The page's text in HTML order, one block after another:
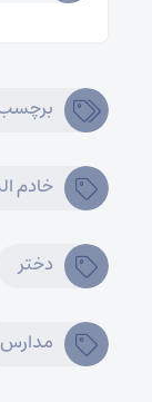
خادم
دختر
مدارس